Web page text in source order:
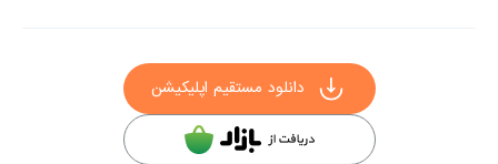
دانلود مستقیم اپلیکیشن